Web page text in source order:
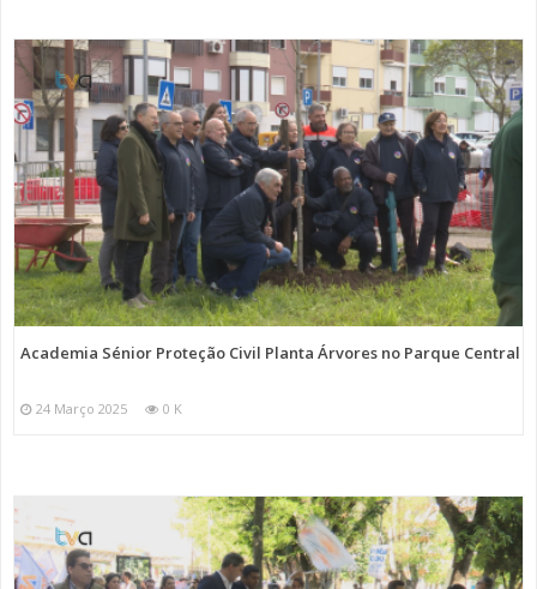
Academia Sénior Proteção Civil Planta Árvores no Parque Central
24 Março 2025 0 K